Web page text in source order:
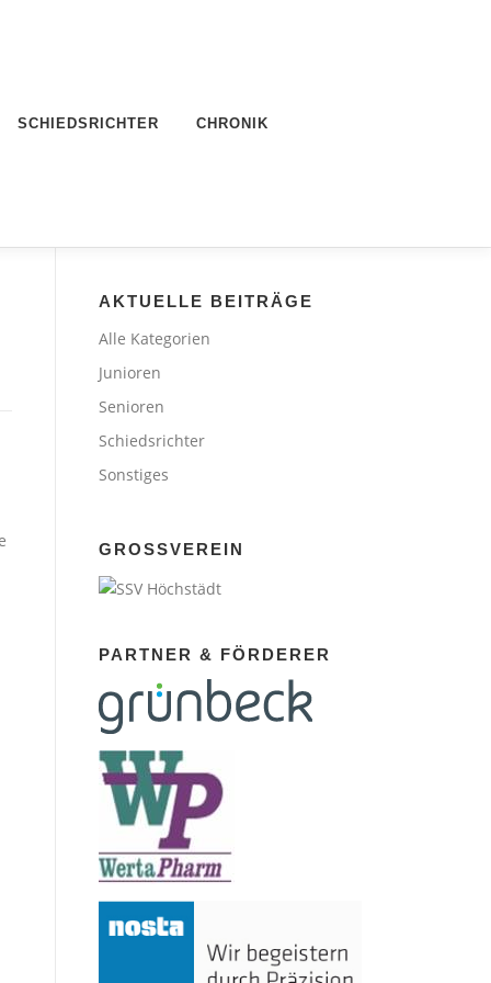
SCHIEDSRICHTER CHRONIK
AKTUELLE BEITRÄGE
Alle Kategorien
Junioren
Senioren
Schiedsrichter
Sonstiges
GROSSVEREIN
PARTNER & FÖRDERER